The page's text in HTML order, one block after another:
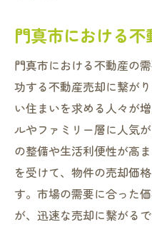
門真市における
門真市における不動産の
功する不動産売却に繋が
い住まいを求める人々が
ルやファミリー層に人気
の整備や生活利便性が高
を受けて、物件の売却価
す。市場の需要に合った
が、迅速な売却に繋がる